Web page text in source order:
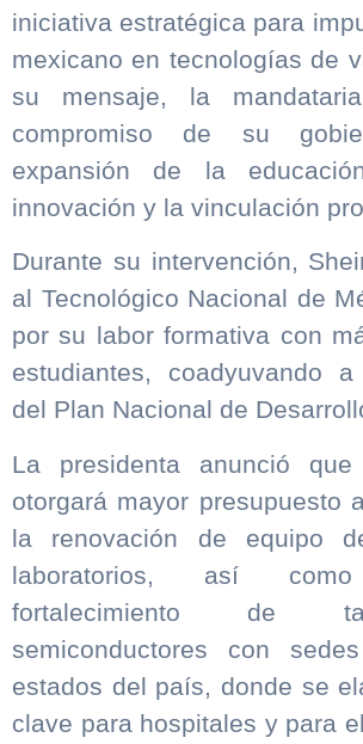
iniciativa estratégica para
mexicano en tecnologías de
su mensaje, la
compromiso de su
expansión de la
innovación y la vinculación
Durante su intervención,
al Tecnológico Nacional de
por su labor formativa con
estudiantes, coadyuvando
del Plan Nacional de
La presidenta anunció
otorgará mayor presupuesto
la renovación de equipo
laboratorios, así
fortalecimiento de
semiconductores con
estados del país, donde se
clave para hospitales y para